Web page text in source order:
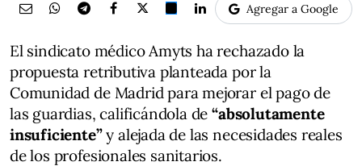
Agregar a Google
El sindicato médico Amyts ha rechazado la
propuesta retributiva planteada por la
Comunidad de Madrid para mejorar el pago de
las guardias, calificándola de“absolutamente
insuficiente”y alejada de las necesidades reales
de los profesionales sanitarios.